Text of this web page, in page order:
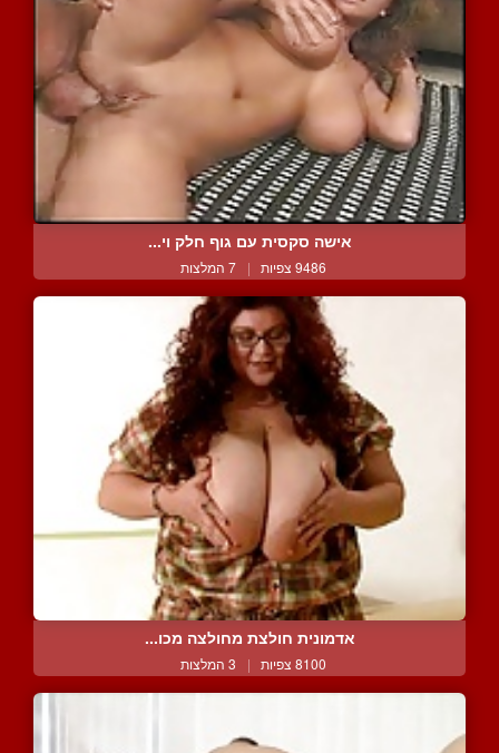
אישה סקסית עם גוף חלק וי...
9486 צפיות | 7 המלצות
אדמונית חולצת מחולצה מכו...
8100 צפיות | 3 המלצות